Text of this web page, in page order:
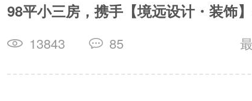
98平小三房，携手【境远设计・装饰
13843 85